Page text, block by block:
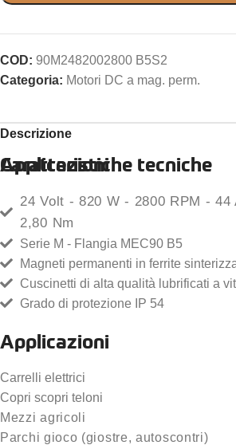
COD: 90M2482002800 B5S2
Categoria: Motori DC a mag. perm.
Descrizione
Caratteristiche tecniche
24 Volt - 820 W - 2800 RPM - 44
2,80 Nm
Serie M - Flangia MEC90 B5
Magneti permanenti in ferrite
Cuscinetti di alta qualità lubrificati a
Grado di protezione IP 54
Applicazioni
Applicazioni
Carrelli elettrici
Copri scopri teloni
Mezzi agricoli
Parchi gioco (giostre, autoscontri)